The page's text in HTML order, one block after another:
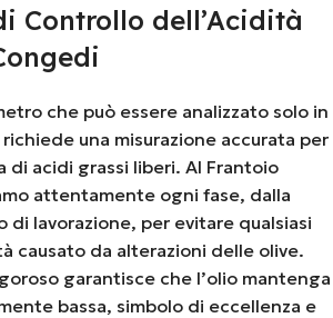
Controllo dell’Acidità
che può essere analizzato solo in
una misurazione accurata per
di acidi grassi liberi. Al Frantoio
attentamente ogni fase, dalla
di lavorazione, per evitare qualsiasi
causato da alterazioni delle olive.
garantisce che l’olio mantenga
bassa, simbolo di eccellenza e